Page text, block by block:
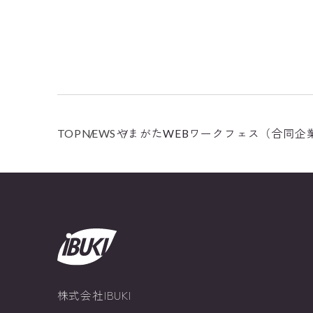
TOPNEWSやまがたWEBワークフェス（合同企
株式会社IBUKI